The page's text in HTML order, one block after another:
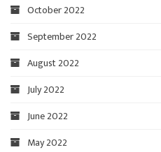
October 2022
September 2022
August 2022
July 2022
June 2022
May 2022